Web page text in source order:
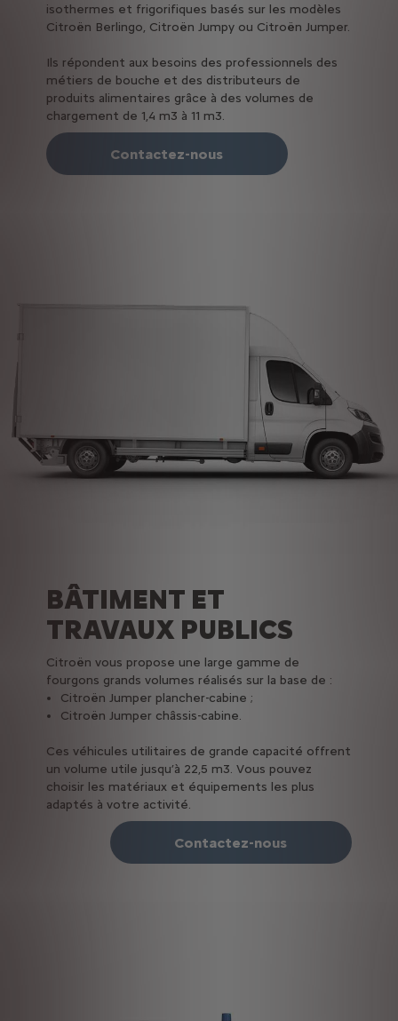
isothermes et frigorifiques basés sur les modèles
Citroën Berlingo, Citroën Jumpy ou Citroën Jumper.
Ils répondent aux besoins des professionnels des
métiers de bouche et des distributeurs de
produits alimentaires grâce à des volumes de
chargement de 1,4 m3 à 11 m3.
Contactez-nous
BÂTIMENT ET
TRAVAUX PUBLICS
Citroën vous propose une large gamme de
fourgons grands volumes réalisés sur la base de :
Citroën Jumper plancher-cabine ;
Citroën Jumper châssis-cabine.
Ces véhicules utilitaires de grande capacité offrent
un volume utile jusqu’à 22,5 m3. Vous pouvez
choisir les matériaux et équipements les plus
adaptés à votre activité.
Contactez-nous